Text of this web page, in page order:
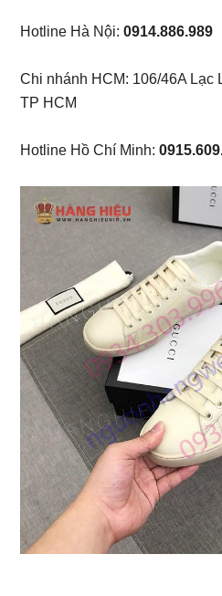
Hotline Hà Nội:0914.886.989
Chi nhánh HCM: 106/46A Lạc
TP HCM
Hotline Hồ Chí Minh: